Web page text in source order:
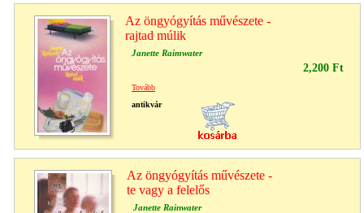
Az öngyógyítás művészete -
rajtad múlik
Janette Raimwater
2,200 Ft
Tovább
antikvár
Az öngyógyítás művészete -
te vagy a felelős
Janette Rainwater